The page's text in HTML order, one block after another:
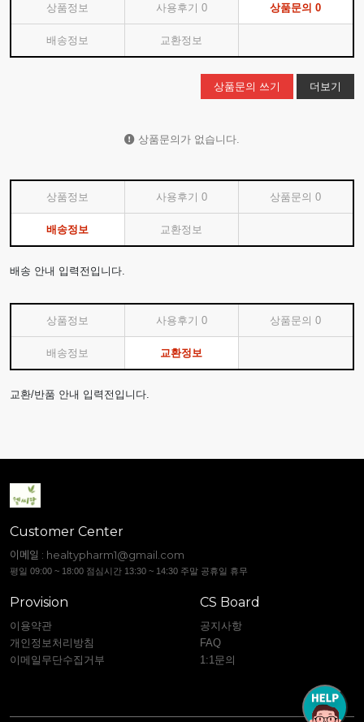
상품정보 사용후기 0 상품문의0
배송정보 교환정보
상품문의 쓰기 더보기
상품문의가 없습니다.
상품정보 사용후기 0 상품문의0
배송정보 교환정보
배송 안내 입력전입니다.
상품정보 사용후기 0 상품문의0
배송정보 교환정보
교환/반품 안내 입력전입니다.
Customer Center
이메일 : healtypharm1@gmail.com
평일 09:00 ~ 18:00 점심시간 13:30 ~ 14:30 주말 공휴일 휴무
Provision
이용약관
개인정보처리방침
이메일무단수집거부
CS Board
공지사항
FAQ
1:1문의